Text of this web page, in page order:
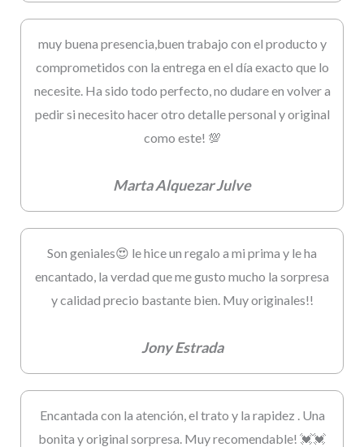
muy buena presencia,buen trabajo con el producto y
comprometidos con la entrega en el día exacto que lo
necesite. Ha sido todo perfecto, no dudare en volver a
pedir si necesito hacer otro detalle personal y original
como este! 💯
Marta Alquezar Julve
Son geniales😍 le hice un regalo a mi prima y le ha
encantado, la verdad que me gusto mucho la sorpresa
y calidad precio bastante bien. Muy originales!!
Jony Estrada
Encantada con la atención, el trato y la rapidez . Una
bonita y original sorpresa. Muy recomendable! 💓💓